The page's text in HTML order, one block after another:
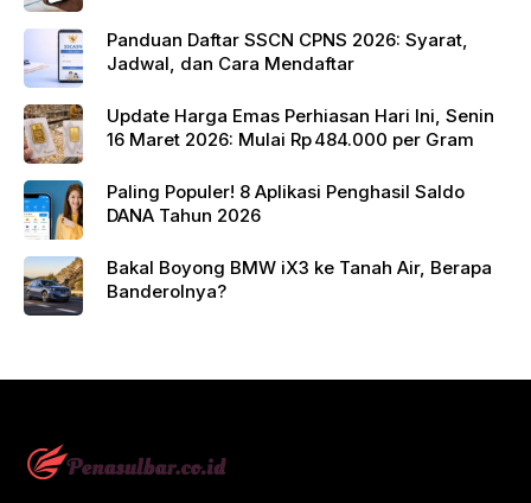
Panduan Daftar SSCN CPNS 2026: Syarat,
Jadwal, dan Cara Mendaftar
Update Harga Emas Perhiasan Hari Ini, Senin
16 Maret 2026: Mulai Rp 484.000 per Gram
Paling Populer! 8 Aplikasi Penghasil Saldo
DANA Tahun 2026
Bakal Boyong BMW iX3 ke Tanah Air, Berapa
Banderolnya?